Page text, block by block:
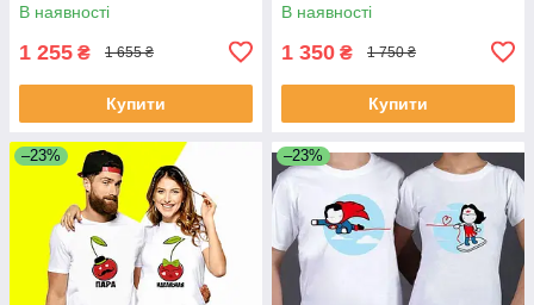
В наявності
1 255 ₴ 1 655 ₴
Купити
В наявності
1 350 ₴ 1 750 ₴
Купити
–23% –23%